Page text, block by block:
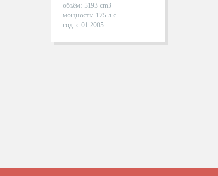
объём: 5193 cm3
мощность: 175 л.с.
год: с 01.2005